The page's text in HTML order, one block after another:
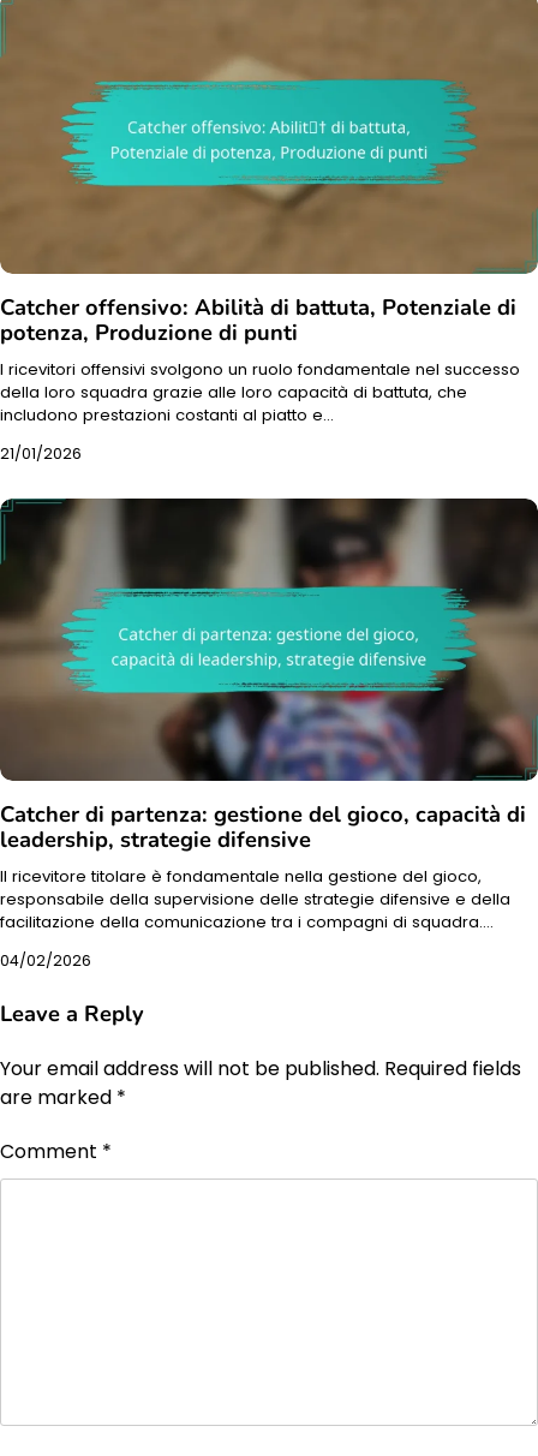
Catcher offensivo: Abilità di battuta, Potenziale di
potenza, Produzione di punti
I ricevitori offensivi svolgono un ruolo fondamentale nel successo
della loro squadra grazie alle loro capacità di battuta, che
includono prestazioni costanti al piatto e…
21/01/2026
Catcher di partenza: gestione del gioco, capacità di
leadership, strategie difensive
Il ricevitore titolare è fondamentale nella gestione del gioco,
responsabile della supervisione delle strategie difensive e della
facilitazione della comunicazione tra i compagni di squadra.…
04/02/2026
Leave a Reply
Your email address will not be published. Required fields
are marked *
Comment *